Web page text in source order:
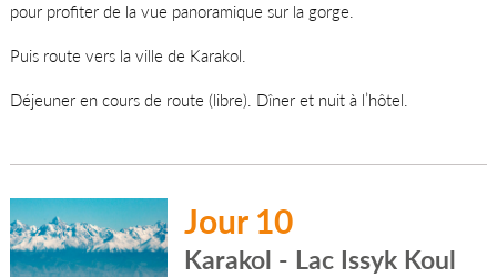
pour profiter de la vue panoramique sur la gorge.
Puis route vers la ville de Karakol.
Déjeuner en cours de route (libre). Dîner et nuit à l’hôtel.
Jour 10
Karakol - Lac Issyk Koul